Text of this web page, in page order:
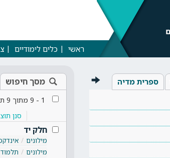
ראשי כלים לימודיים
ספרית מדיה מסך חיפוש
1
-
9 מתוך 9
סנן
חלק יד
מילונים
מילונים